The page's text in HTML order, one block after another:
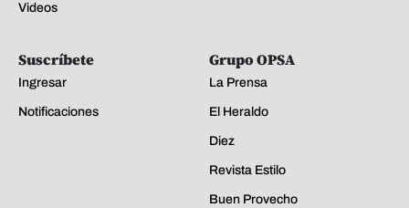
Videos
Suscríbete
Ingresar
Notificaciones
Grupo OPSA
La Prensa
El Heraldo
Diez
Revista Estilo
Buen Provecho